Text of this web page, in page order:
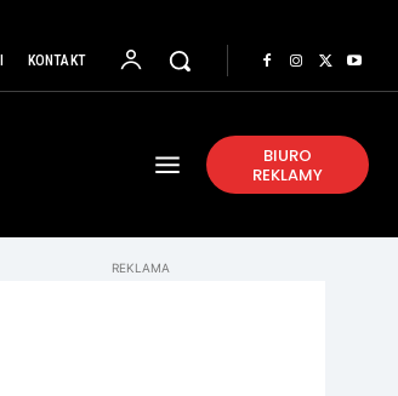
KONTAKT
BIURO
REKLAMY
REKLAMA